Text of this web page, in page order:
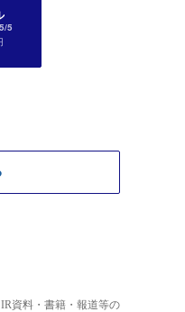
5
資料・書籍・報道等の